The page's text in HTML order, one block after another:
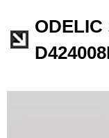
ODELIC